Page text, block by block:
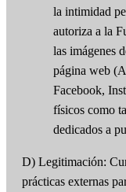
la intimidad
autoriza a la
las imágenes
página web
Facebook,
físicos como
dedicados a
D) Legitimación:
prácticas externas